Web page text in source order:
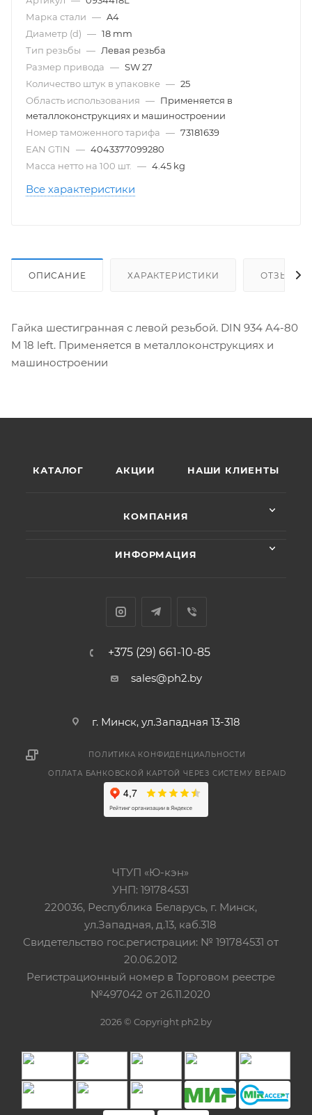
Марка стали — A4
Диаметр (d) — 18 mm
Тип резьбы — Левая резьба
Размер привода — SW 27
Количество штук в упаковке — 25
Область использования — Применяется в
металлоконструкциях и машиностроении
Номер таможенного тарифа — 73181639
EAN GTIN
— 4043377099280
Масса нетто на 100 шт.
— 4.45 kg
Все характеристики
ОПИСАНИЕ ХАРАКТЕРИСТИКИ ОТЗЫВЫ
Гайка шестигранная с левой резьбой. DIN 934 A4-80
M 18 left. Применяется в металлоконструкциях и
машиностроении
КАТАЛОГ АКЦИИ НАШИ КЛИЕНТЫ
КОМПАНИЯ
ИНФОРМАЦИЯ
+375 (29) 661-10-85
sales@ph2.by
г. Минск, ул.Западная 13-318
ПОЛИТИКА КОНФИДЕНЦИАЛЬНОСТИ
ОПЛАТА БАНКОВСКОЙ КАРТОЙ ЧЕРЕЗ СИСТЕМУ BEPAID
ЧТУП «Ю-кэн»
УНП: 191784531
220036, Республика Беларусь, г. Минск,
ул.Западная, д.13, каб.318
Свидетельство гос.регистрации: № 191784531 от
20.06.2012
Регистрационный номер в Торговом реестре
№497042 от 26.11.2020
2026 © Copyright ph2.by